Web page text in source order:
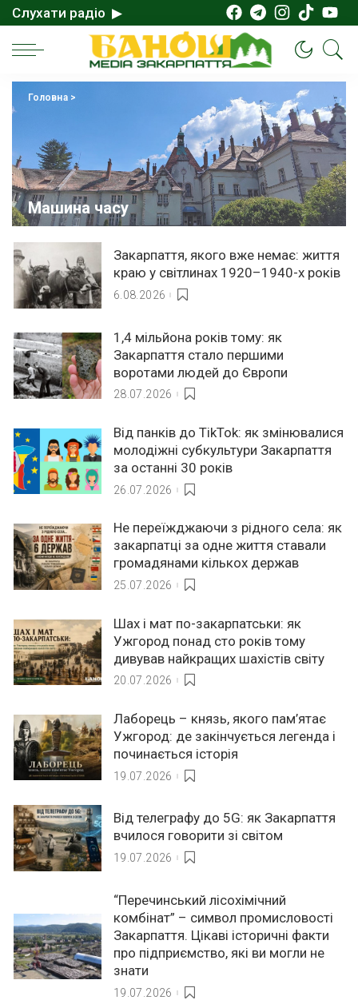
Слухати радіо ▶
Головна>
Машина часу
Закарпаття, якого вже немає: життя
краю у світлинах 1920–1940-х років
6.08.2026
1,4 мільйона років тому: як
Закарпаття стало першими
воротами людей до Європи
28.07.2026
Від панків до TikTok: як змінювалися
молодіжні субкультури Закарпаття
за останні 30 років
26.07.2026
Не переїжджаючи з рідного села: як
закарпатці за одне життя ставали
громадянами кількох держав
25.07.2026
Шах і мат по-закарпатськи: як
Ужгород понад сто років тому
дивував найкращих шахістів світу
20.07.2026
Лаборець – князь, якого пам’ятає
Ужгород: де закінчується легенда і
починається історія
19.07.2026
Від телеграфу до 5G: як Закарпаття
вчилося говорити зі світом
19.07.2026
“Перечинський лісохімічний
комбінат” – символ промисловості
Закарпаття. Цікаві історичні факти
про підприємство, які ви могли не
знати
19.07.2026